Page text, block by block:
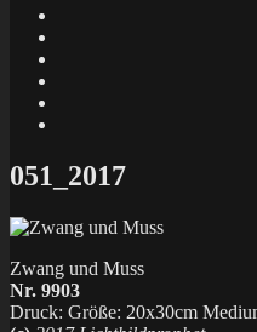
X
051_2017
Zwang und Muss
Nr. 9903
Druck: Größe: 20x30cm